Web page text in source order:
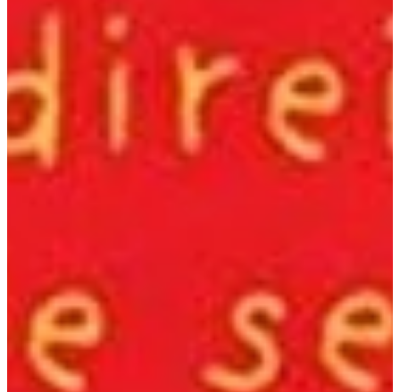
Taba na Escola